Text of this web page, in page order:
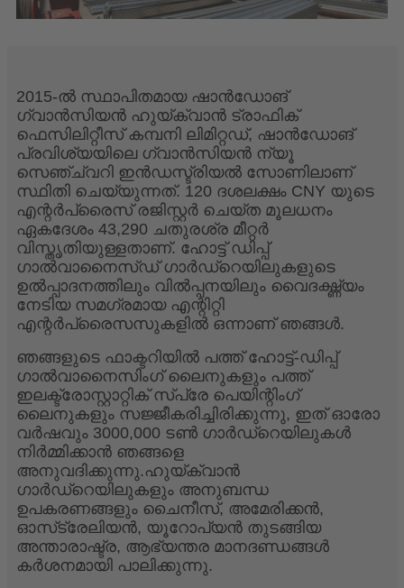
2015-ൽ സ്ഥാപിതമായ ഷാൻഡോങ്
ഗ്വാൻസിയൻ ഹുയ്‌ക്വാൻ ട്രാഫിക്
ഫെസിലിറ്റീസ് കമ്പനി ലിമിറ്റഡ്, ഷാൻഡോങ്
പ്രവിശ്യയിലെ ഗ്വാൻസിയൻ ന്യൂ
സെഞ്ച്വറി ഇൻഡസ്ട്രിയൽ സോണിലാണ്
സ്ഥിതി ചെയ്യുന്നത്. 120 ദശലക്ഷം CNY യുടെ
എന്റർപ്രൈസ് രജിസ്റ്റർ ചെയ്ത മൂലധനം
ഏകദേശം 43,290 ചതുരശ്ര മീറ്റർ
വിസ്തൃതിയുള്ളതാണ്. ഹോട്ട് ഡിപ്പ്
ഗാൽവാനൈസ്ഡ് ഗാർഡ്‌റെയിലുകളുടെ
ഉൽപ്പാദനത്തിലും വിൽപ്പനയിലും വൈദഗ്ദ്ധ്യം
നേടിയ സമഗ്രമായ എന്റിറ്റി
എന്റർപ്രൈസസുകളിൽ ഒന്നാണ് ഞങ്ങൾ.
ഞങ്ങളുടെ ഫാക്ടറിയിൽ പത്ത് ഹോട്ട്-ഡിപ്പ്
ഗാൽവാനൈസിംഗ് ലൈനുകളും പത്ത്
ഇലക്ട്രോസ്റ്റാറ്റിക് സ്പ്രേ പെയിന്റിംഗ്
ലൈനുകളും സജ്ജീകരിച്ചിരിക്കുന്നു, ഇത് ഓരോ
വർഷവും 3000,000 ടൺ ഗാർഡ്‌റെയിലുകൾ
നിർമ്മിക്കാൻ ഞങ്ങളെ
അനുവദിക്കുന്നു.ഹുയ്‌ക്വാൻ
ഗാർഡ്‌റെയിലുകളും അനുബന്ധ
ഉപകരണങ്ങളും ചൈനീസ്, അമേരിക്കൻ,
ഓസ്‌ട്രേലിയൻ, യൂറോപ്യൻ തുടങ്ങിയ
അന്താരാഷ്ട്ര, ആഭ്യന്തര മാനദണ്ഡങ്ങൾ
കർശനമായി പാലിക്കുന്നു.